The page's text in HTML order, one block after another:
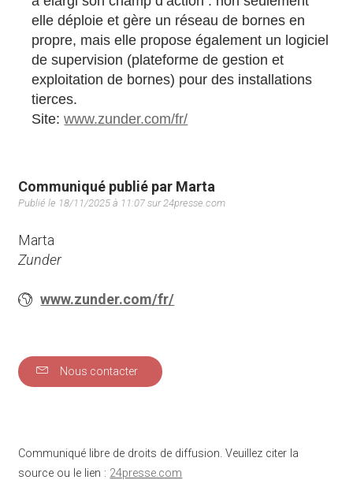
elle déploie et gère un réseau de bornes en
propre, mais elle propose également un logiciel
de supervision (plateforme de gestion et
exploitation de bornes) pour des installations
tierces.
Site:www.zunder.com/fr/
Communiqué publié par Marta
Publié le 18/11/2025 à 11:07 sur 24presse.com
Marta
Zunder
www.zunder.com/fr/
Nous contacter
Communiqué libre de droits de diffusion. Veuillez citer la
source ou le lien : 24presse.com